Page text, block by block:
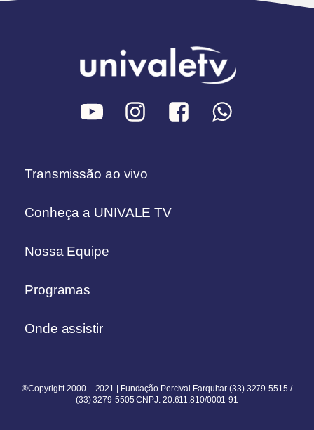
Transmissão ao vivo
Conheça a UNIVALE TV
Nossa Equipe
Programas
Onde assistir
®Copyright 2000 – 2021 | Fundação Percival Farquhar (33) 3279-5515 /
(33) 3279-5505 CNPJ: 20.611.810/0001-91